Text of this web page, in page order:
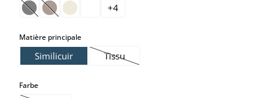
(Cette option n'est pas disponible pour le moment.)
(Cette option n'est pas disponible pour le moment.)
+4
Matière principaleselect
Similicuir Tissu
(Cette option n'est pas disponible pour le
Farbeselect